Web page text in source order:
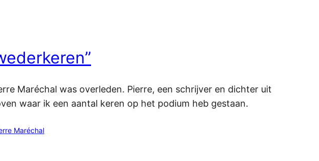
Maréchal was overleden. Pierre, een schrijver en dichter uit
waar ik een aantal keren op het podium heb gestaan.
Maréchal